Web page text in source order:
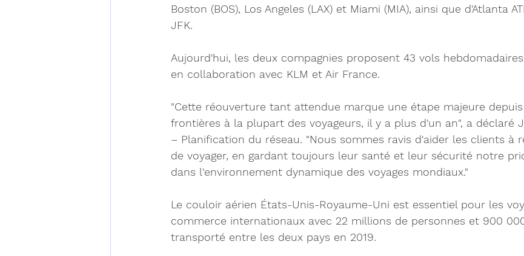
Boston (BOS), Los Angeles (LAX) et Miami (MIA), ainsi que d'Atlanta
JFK.
Aujourd'hui, les deux compagnies proposent 43 vols
en collaboration avec KLM et Air France.
"Cette réouverture tant attendue marque une étape majeure
frontières à la plupart des voyageurs, il y a plus d'un an", a déclaré
– Planification du réseau. "Nous sommes ravis d'aider les clients à
de voyager, en gardant toujours leur santé et leur sécurité notre
dans l'environnement dynamique des voyages mondiaux."
Le couloir aérien États-Unis-Royaume-Uni est essentiel pour les
commerce internationaux avec 22 millions de personnes et 900
transporté entre les deux pays en 2019.